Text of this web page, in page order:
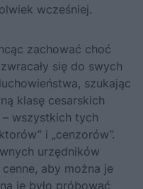
wcześniej.
zachować choć
się do swych
szukając
klasę cesarskich
wszystkich tych
i „cenzorów”.
urzędników
aby można je
je było próbować